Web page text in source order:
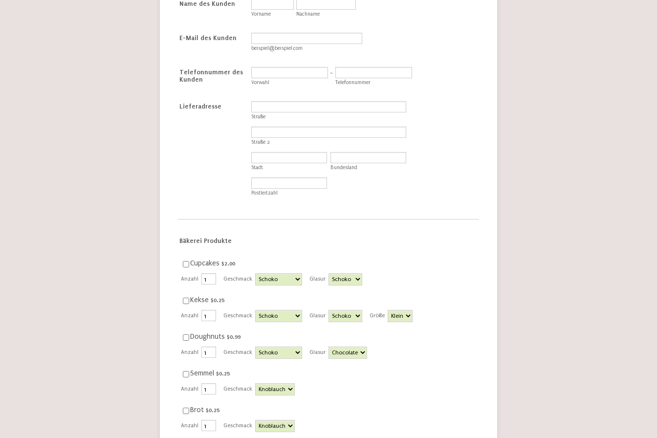
Name des Kunden
Vorname Nachname
E-Mail des Kunden
beispiel@beispiel.com
Telefonnummer des
Kunden
-
Vorwahl Telefonnummer
Lieferadresse
Straße
Straße 2
Stadt Bundesland
Postleitzahl
Bäkerei Produkte
Cupcakes $2.00
$2.00
Anzahl Geschmack Glasur
Kekse $0.25
$0.25
Anzahl Geschmack Glasur Größe
Doughnuts $0.99
$0.99
Anzahl Geschmack Glasur
Semmel $0.25
$0.25
Anzahl Geschmack
Brot $0.25
$0.25
Anzahl Geschmack